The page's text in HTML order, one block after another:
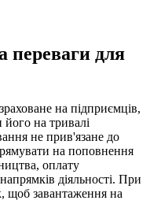
переваги для
на підприємців,
його на тривалі
не прив'язане до
на поповнення
оплату
діяльності. При
щоб завантаження на